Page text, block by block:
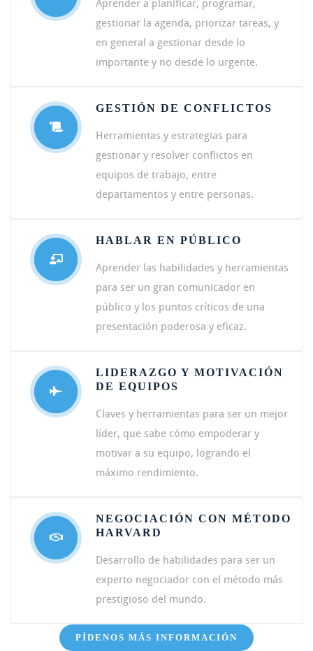
Aprender a planificar, programar,
gestionar la agenda, priorizar tareas, y
en general a gestionar desde lo
importante y no desde lo urgente.
GESTIÓN DE CONFLICTOS
Herramientas y estrategias para
gestionar y resolver conflictos en
equipos de trabajo, entre
departamentos y entre personas.
HABLAR EN PÚBLICO
Aprender las habilidades y herramientas
para ser un gran comunicador en
público y los puntos críticos de una
presentación poderosa y eficaz.
LIDERAZGO Y MOTIVACIÓN
DE EQUIPOS
Claves y herramientas para ser un mejor
líder, que sabe cómo empoderar y
motivar a su equipo, logrando el
máximo rendimiento.
NEGOCIACIÓN CON MÉTODO
HARVARD
Desarrollo de habilidades para ser un
experto negociador con el método más
prestigioso del mundo.
PÍDENOS MÁS INFORMACIÓN